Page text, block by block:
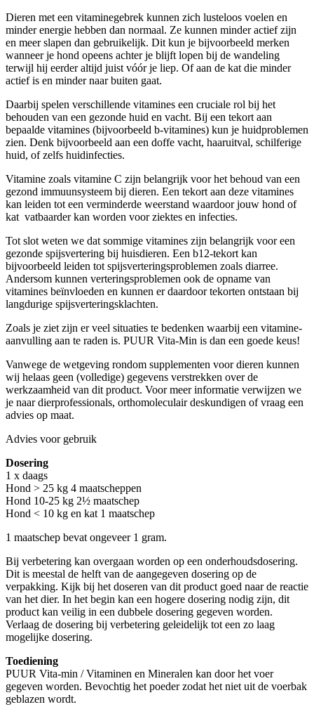
Dieren met een vitaminegebrek kunnen zich lusteloos voelen en
minder energie hebben dan normaal. Ze kunnen minder actief zijn
en meer slapen dan gebruikelijk. Dit kun je bijvoorbeeld merken
wanneer je hond opeens achter je blijft lopen bij de wandeling
terwijl hij eerder altijd juist vóór je liep. Of aan de kat die minder
actief is en minder naar buiten gaat.
Daarbij spelen verschillende vitamines een cruciale rol bij het
behouden van een gezonde huid en vacht. Bij een tekort aan
bepaalde vitamines (bijvoorbeeld b-vitamines) kun je huidproblemen
zien. Denk bijvoorbeeld aan een doffe vacht, haaruitval, schilferige
huid, of zelfs huidinfecties.
Vitamine zoals vitamine C zijn belangrijk voor het behoud van een
gezond immuunsysteem bij dieren. Een tekort aan deze vitamines
kan leiden tot een verminderde weerstand waardoor jouw hond of
kat vatbaarder kan worden voor ziektes en infecties.
Tot slot weten we dat sommige vitamines zijn belangrijk voor een
gezonde spijsvertering bij huisdieren. Een b12-tekort kan
bijvoorbeeld leiden tot spijsverteringsproblemen zoals diarree.
Andersom kunnen verteringsproblemen ook de opname van
vitamines beïnvloeden en kunnen er daardoor tekorten ontstaan bij
langdurige spijsverteringsklachten.
Zoals je ziet zijn er veel situaties te bedenken waarbij een vitamine-
aanvulling aan te raden is. PUUR Vita-Min is dan een goede keus!
Vanwege de wetgeving rondom supplementen voor dieren kunnen
wij helaas geen (volledige) gegevens verstrekken over de
werkzaamheid van dit product. Voor meer informatie verwijzen we
je naar dierprofessionals, orthomoleculair deskundigen of vraag een
advies op maat.
Advies voor gebruik
Dosering
1 x daags
Hond > 25 kg 4 maatscheppen
Hond 10-25 kg 2½ maatschep
Hond < 10 kg en kat 1 maatschep
1 maatschep bevat ongeveer 1 gram.
Bij verbetering kan overgaan worden op een onderhoudsdosering.
Dit is meestal de helft van de aangegeven dosering op de
verpakking. Kijk bij het doseren van dit product goed naar de reactie
van het dier. In het begin kan een hogere dosering nodig zijn, dit
product kan veilig in een dubbele dosering gegeven worden.
Verlaag de dosering bij verbetering geleidelijk tot een zo laag
mogelijke dosering.
Toediening
PUUR Vita-min / Vitaminen en Mineralen kan door het voer
gegeven worden. Bevochtig het poeder zodat het niet uit de voerbak
geblazen wordt.